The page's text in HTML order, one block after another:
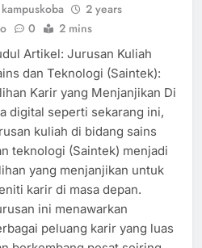
kampuskoba
2 years
0 2 mins
Artikel: Jurusan Kuliah
dan Teknologi (Saintek):
Karir yang Menjanjikan Di
digital seperti sekarang ini,
kuliah di bidang sains
teknologi (Saintek) menjadi
yang menjanjikan untuk
karir di masa depan.
ini menawarkan
peluang karir yang luas